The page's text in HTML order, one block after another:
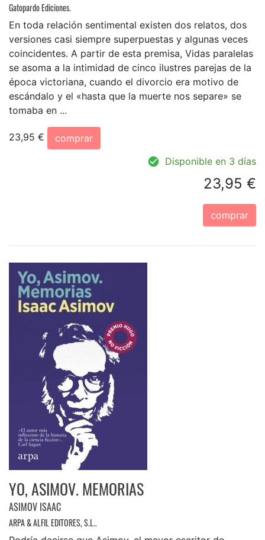
Gatopardo Ediciones.
En toda relación sentimental existen dos relatos, dos
versiones casi siempre superpuestas y algunas veces
coincidentes. A partir de esta premisa, Vidas paralelas
se asoma a la intimidad de cinco ilustres parejas de la
época victoriana, cuando el divorcio era motivo de
escándalo y el «hasta que la muerte nos separe» se
tomaba en ...
23,95 €
comprar
Disponible en 3 días
23,95 €
comprar
YO, ASIMOV. MEMORIAS
ASIMOV ISAAC
ARPA & ALFIL EDITORES, S.L..